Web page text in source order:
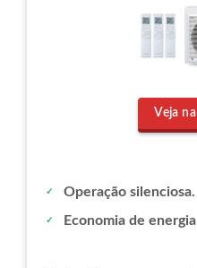
Veja
Operação silenciosa.
Economia de